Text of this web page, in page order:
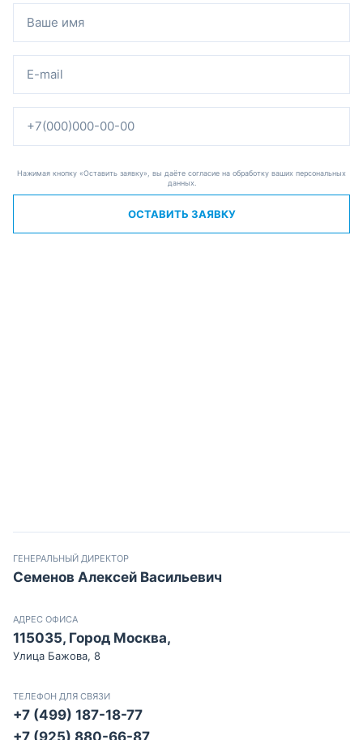
Нажимая кнопку «Оставить заявку», вы даёте согласие на обработку ваших персональных
данных.
ОСТАВИТЬ ЗАЯВКУ
ГЕНЕРАЛЬНЫЙ ДИРЕКТОР
Семенов Алексей Васильевич
АДРЕС ОФИСА
115035, Город Москва,
Улица Бажова, 8
ТЕЛЕФОН ДЛЯ СВЯЗИ
+7 (499) 187-18-77
+7 (925) 880-66-87